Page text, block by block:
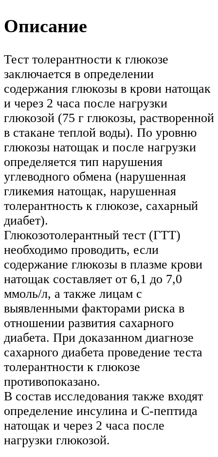
Описание
Тест толерантности к глюкозе
заключается в определении
содержания глюкозы в крови натощак
и через 2 часа после нагрузки
глюкозой (75 г глюкозы, растворенной
в стакане теплой воды). По уровню
глюкозы натощак и после нагрузки
определяется тип нарушения
углеводного обмена (нарушенная
гликемия натощак, нарушенная
толерантность к глюкозе, сахарный
диабет).
Глюкозотолерантный тест (ГТТ)
необходимо проводить, если
содержание глюкозы в плазме крови
натощак составляет от 6,1 до 7,0
ммоль/л, а также лицам с
выявленными факторами риска в
отношении развития сахарного
диабета. При доказанном диагнозе
сахарного диабета проведение теста
толерантности к глюкозе
противопоказано.
В состав исследования также входят
определение инсулина и С-пептида
натощак и через 2 часа после
нагрузки глюкозой.